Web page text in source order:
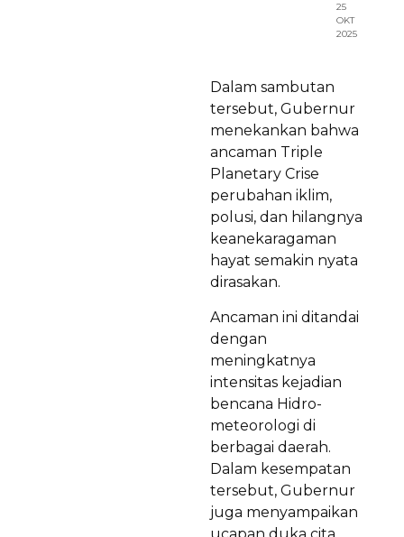
25
OKT
2025
Dalam sambutan
tersebut, Gubernur
menekankan bahwa
ancaman Triple
Planetary Crise
perubahan iklim,
polusi, dan hilangnya
keanekaragaman
hayat semakin nyata
dirasakan.
Ancaman ini ditandai
dengan
meningkatnya
intensitas kejadian
bencana Hidro-
meteorologi di
berbagai daerah.
Dalam kesempatan
tersebut, Gubernur
juga menyampaikan